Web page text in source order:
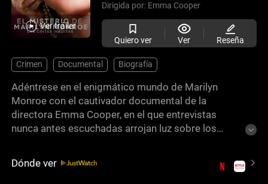
Ver tráiler
Dirigida por: Emma Cooper
Quiero ver Ver Reseña
Crimen Documental Biografía
Adéntrese en el enigmático mundo de Marilyn
Monroe con el cautivador documental de la
directora Emma Cooper, en el que entrevistas
nunca antes escuchadas arrojan luz sobre los
de Hollywood.
Dónde ver